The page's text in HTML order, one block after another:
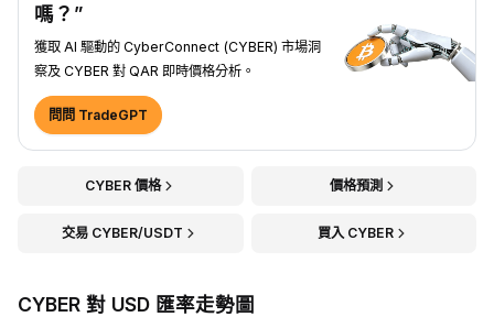
嗎？”
獲取 AI 驅動的 CyberConnect (CYBER) 市場洞
察及 CYBER 對 QAR 即時價格分析。
問問 TradeGPT
CYBER 價格 價格預測
交易 CYBER/USDT 買入 CYBER
CYBER 對 USD 匯率走勢圖